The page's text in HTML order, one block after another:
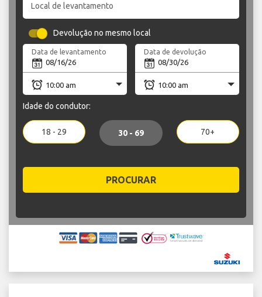
Local de levantamento
Devolução no mesmo local
Data de levantamento Data de devolução
Idade do condutor:
18 - 29 30 - 69 70+
PROCURAR